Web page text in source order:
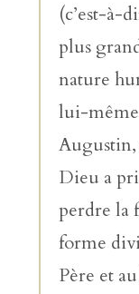
(c’est-à-
plus
nature
lui-
Dieu a
perdre la
forme
Père et